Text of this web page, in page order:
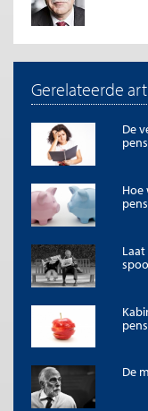
Gerelateerde
De
Hoe
De